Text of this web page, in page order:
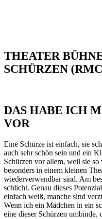
THEATER
SCHÜRZEN
DAS HABE ICH
VOR
Eine Schürze ist einfach, sie
auch sehr schön sein und ein
Schürzen vor allem, weil sie
besonders in einem kleinen
wiederverwendbar sind. Am
schlicht. Genau dieses
einfach weiß, manche sind
Wenn ich ein Mädchen in ein
eine dieser Schürzen umbinde,